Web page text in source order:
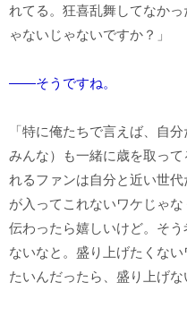
れてる。狂喜乱舞してなか
ゃないじゃないですか？」
――そうですね。
「特に俺たちで言えば、自
みんな）も一緒に歳を取っ
れるファンは自分と近い世
が入ってこれないワケじゃ
伝わったら嬉しいけど。そ
ないなと。盛り上げたくな
たいんだったら、盛り上げな